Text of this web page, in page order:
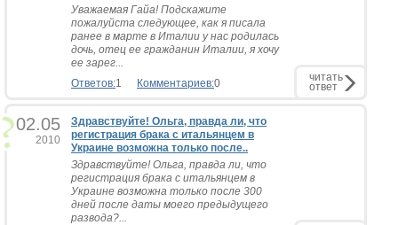
Уважаемая Гайа! Подскажите
пожалуйста следующее, как я писала
ранее в марте в Италии у нас родилась
дочь, отец ее гражданин Италии, я хочу
ее зарег...
Ответов:1 Комментариев:0 читать
ответ
02.05
2010
Здравствуйте! Ольга, правда ли, что
регистрация брака с итальянцем в
Украине возможна только после..
Здравствуйте! Ольга, правда ли, что
регистрация брака с итальянцем в
Украине возможна только после 300
дней после даты моего предыдущего
развода?...